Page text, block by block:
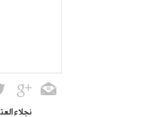
نجلاء